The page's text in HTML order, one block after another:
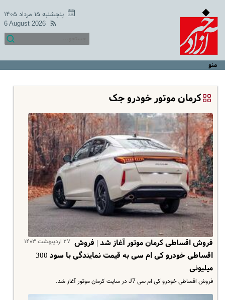
پنجشنبه ۱۵ مرداد ۱۴۰۵
6 August 2026
منو
کرمان موتور خودرو جک
۲۷ اردیبهشت ۱۴۰۳ فروش اقساطی کرمان موتور آغاز شد | فروش
اقساطی خودرو کی ام سی به قیمت نمایندگی با سود 300
میلیونی
فروش اقساطی خودرو کی ام سی J7 در سایت کرمان موتور آغاز شد.